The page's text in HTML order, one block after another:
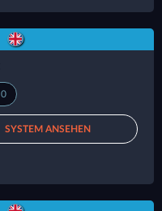
0
SYSTEM ANSEHEN